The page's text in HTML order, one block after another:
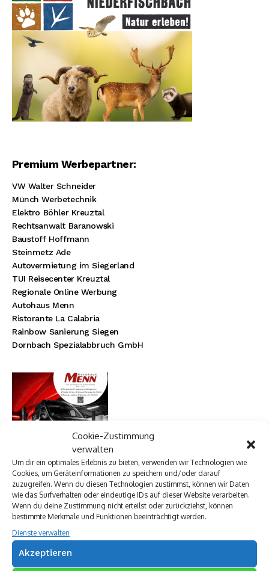
Cookie-Zustimmung
verwalten
Um dir ein optimales Erlebnis zu bieten, verwenden wir Technologien wie
Cookies, um Geräteinformationen zu speichern und/oder darauf
zuzugreifen. Wenn du diesen Technologien zustimmst, können wir Daten
wie das Surfverhalten oder eindeutige IDs auf dieser Website verarbeiten.
Wenn du deine Zustimmung nicht erteilst oder zurückziehst, können
bestimmte Merkmale und Funktionen beeinträchtigt werden.
Dienste verwalten
Akzeptieren
Premium Werbepartner:
VW Walter Schneider
Münch Werbetechnik
Elektro Böhler Kreuztal
Rechtsanwalt Baranowski
Baustoff Hoffmann
Steinmetz Ade
Autovermietung im Siegerland
TUI Reisecenter Kreuztal
Regionale Online Werbung
Autohaus Menn
Ristorante La Calabria
Rainbow Sanierung Siegen
Dornbach Spezialabbruch GmbH